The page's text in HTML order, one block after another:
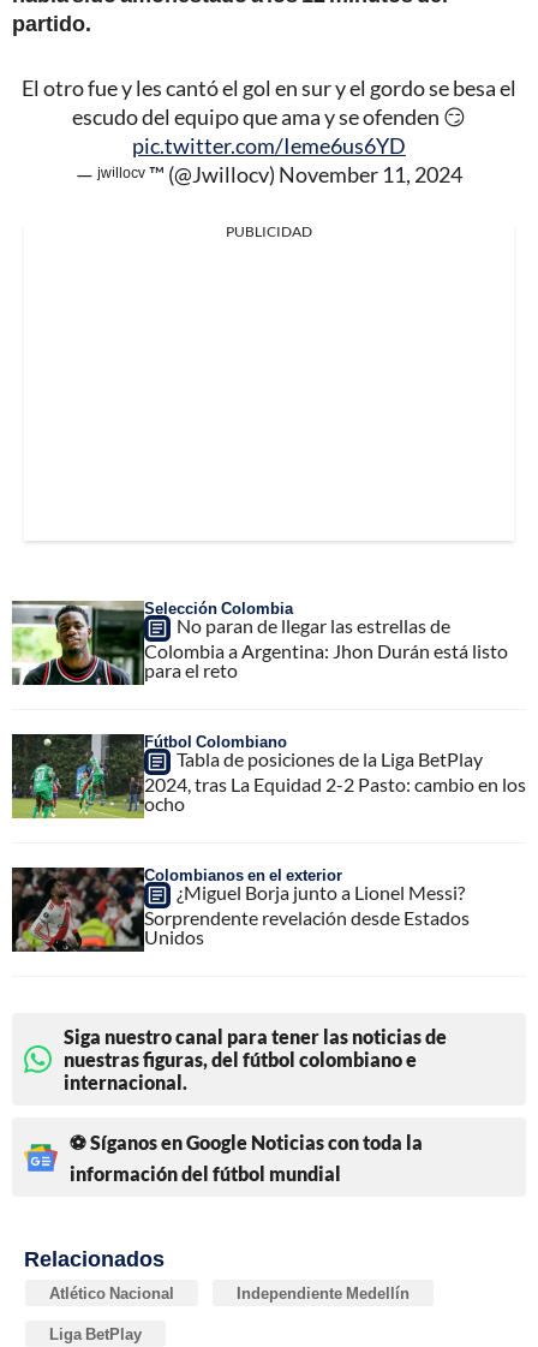
partido.
El otro fue y les cantó el gol en sur y el gordo se besa el
escudo del equipo que ama y se ofenden 😏
pic.twitter.com/Ieme6us6YD
— ʲʷⁱˡˡᵒᶜᵛ ™️ (@Jwillocv) November 11, 2024
PUBLICIDAD
Selección Colombia
No paran de llegar las estrellas de
Colombia a Argentina: Jhon Durán está listo
para el reto
Fútbol Colombiano
Tabla de posiciones de la Liga BetPlay
2024, tras La Equidad 2-2 Pasto: cambio en los
ocho
Colombianos en el exterior
¿Miguel Borja junto a Lionel Messi?
Sorprendente revelación desde Estados
Unidos
Siga nuestro canal para tener las noticias de
nuestras figuras, del fútbol colombiano e
internacional.
⚽ Síganos en Google Noticias con toda la
información del fútbol mundial
Relacionados
Atlético Nacional Independiente Medellín
Liga BetPlay